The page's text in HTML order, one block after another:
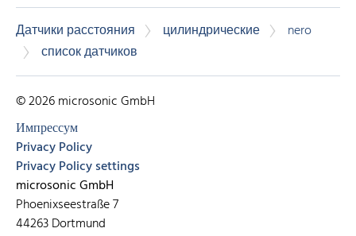
Датчики расстояния цилиндрические
nero
список датчиков
© 2026 microsonic GmbH
Импрессум
Privacy Policy
Privacy Policy settings
microsonic GmbH
Phoenixseestraße 7
44263 Dortmund